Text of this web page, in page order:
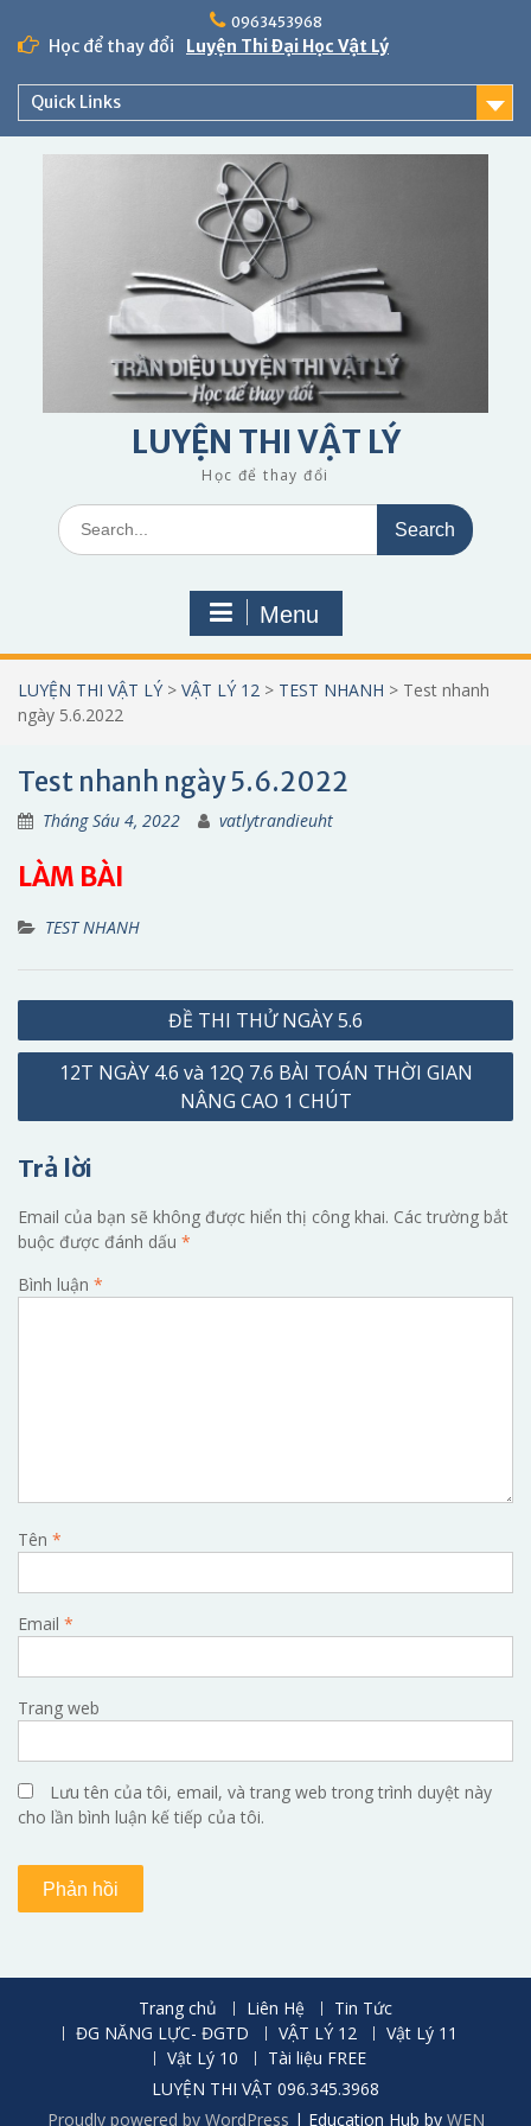
content
0963453968
Học để thay đổi Luyện Thi Đại Học Vật Lý
Quick Links
LUYỆN THI VẬT LÝ
Học để thay đổi
Search
for:
Menu
LUYỆN THI VẬT LÝ > VẬT LÝ 12 > TEST NHANH > Test nhanh
ngày 5.6.2022
Test nhanh ngày 5.6.2022
Tháng Sáu 4, 2022 vatlytrandieuht
LÀM BÀI
TEST NHANH
Điều
hướng
ĐỀ THI THỬ NGÀY 5.6
12T NGÀY 4.6 và 12Q 7.6 BÀI TOÁN THỜI GIAN
NÂNG CAO 1 CHÚT
Trả lời
Email của bạn sẽ không được hiển thị công khai. Các trường bắt
buộc được đánh dấu *
Bình luận *
Tên *
Email *
Trang web
Lưu tên của tôi, email, và trang web trong trình duyệt này
cho lần bình luận kế tiếp của tôi.
Trang chủ Liên Hệ
Tin Tức
ĐG NĂNG LỰC- ĐGTD
VẬT LÝ 12
Vật Lý 11
Vật Lý 10
Tài liệu FREE
LUYỆN THI VẬT 096.345.3968
Proudly powered by WordPress | Education Hub by WEN